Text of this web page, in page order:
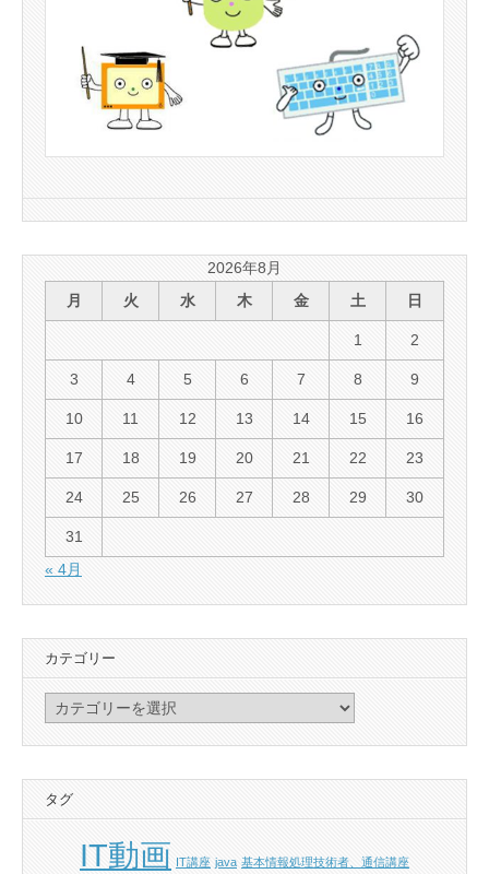
2026年8月
月
火 水 木 金 土 日
1 2
3 4 5 6 7 8 9
10 11 12 13 14 15 16
17 18 19 20 21 22 23
24 25 26 27 28 29 30
31
« 4月
カテゴリー
リ
タグ
IT動画 IT講座 java 基本情報処理技術者、通信講座